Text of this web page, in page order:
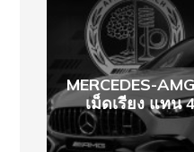
MERCEDES-
เม็ดเรียง แทน